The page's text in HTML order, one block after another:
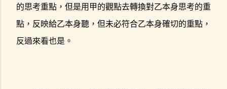
的思考重點，但是用甲的觀點去轉換對乙本身思考的重
點，反映給乙本身聽，但未必符合乙本身確切的重點，
反過來看也是。